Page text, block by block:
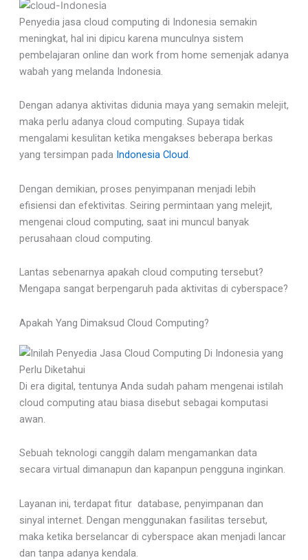
Penyedia jasa cloud computing di Indonesia semakin
meningkat, hal ini dipicu karena munculnya sistem
pembelajaran online dan work from home semenjak adanya
wabah yang melanda Indonesia.
Dengan adanya aktivitas didunia maya yang semakin melejit,
maka perlu adanya cloud computing. Supaya tidak
mengalami kesulitan ketika mengakses beberapa berkas
yang tersimpan pada Indonesia Cloud.
Dengan demikian, proses penyimpanan menjadi lebih
efisiensi dan efektivitas. Seiring permintaan yang melejit,
mengenai cloud computing, saat ini muncul banyak
perusahaan cloud computing.
Lantas sebenarnya apakah cloud computing tersebut?
Mengapa sangat berpengaruh pada aktivitas di cyberspace?
Apakah Yang Dimaksud Cloud Computing?
Di era digital, tentunya Anda sudah paham mengenai istilah
cloud computing atau biasa disebut sebagai komputasi
awan.
Sebuah teknologi canggih dalam mengamankan data
secara virtual dimanapun dan kapanpun pengguna inginkan.
Layanan ini, terdapat fitur database, penyimpanan dan
sinyal internet. Dengan menggunakan fasilitas tersebut,
maka ketika berselancar di cyberspace akan menjadi lancar
dan tanpa adanya kendala.